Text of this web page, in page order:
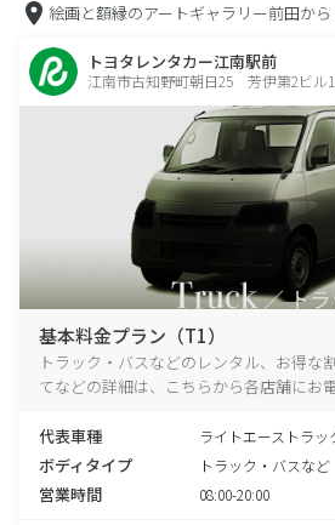
絵画と額縁のアートギャラリー前田から
トヨタレンタカー江南駅前
江南市古知野町朝日25 芳伊第2ビル
基本料金プラン（T1）
トラック・バスなどのレンタル、お得な
てなどの詳細は、こちらから各店舗にお
代表車種 ライトエーストラッ
ボディタイプ トラック・バスなど
営業時間 08:00-20:00